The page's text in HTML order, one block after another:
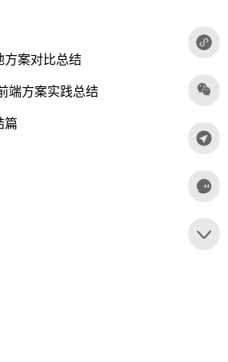
方案对比总结
端方案实践总结
篇